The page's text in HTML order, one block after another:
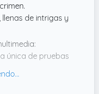
de intrigas y
única de pruebas
reales.